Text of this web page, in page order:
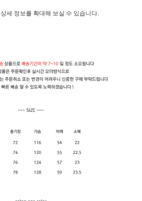
상세 정보를 확대해 보실 수 있습니다.